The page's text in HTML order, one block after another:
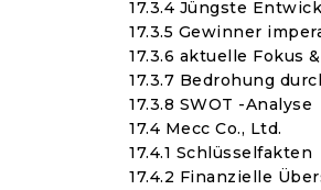
17.3.4 Jüngste
17.3.5 Gewinner
17.3.6 aktuelle Fokus
17.3.7 Bedrohung
17.3.8 SWOT -Analyse
17.4 Mecc Co., Ltd.
17.4.1 Schlüsselfakten
17.4.2 Finanzielle